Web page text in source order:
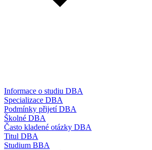
Informace o studiu DBA
Specializace DBA
Podmínky přijetí DBA
Školné DBA
Často kladené otázky DBA
Titul DBA
Studium BBA